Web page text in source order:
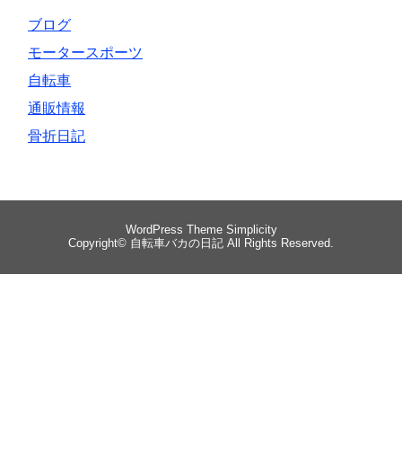
ブログ
モータースポーツ
自転車
通販情報
骨折日記
WordPress Theme Simplicity
Copyright© 自転車バカの日記 All Rights Reserved.